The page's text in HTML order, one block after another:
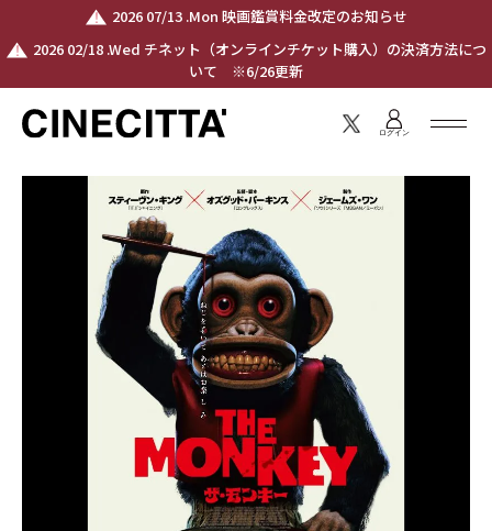
2026 07/13 .Mon 映画鑑賞料金改定のお知らせ
2026 02/18 .Wed チネット（オンラインチケット購入）の決済方法につ
いて ※6/26更新
ログイン